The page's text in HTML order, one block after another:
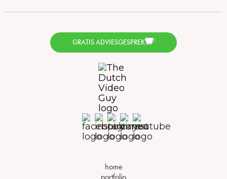
GRATIS ADVIESGESPREK
home
portfolio